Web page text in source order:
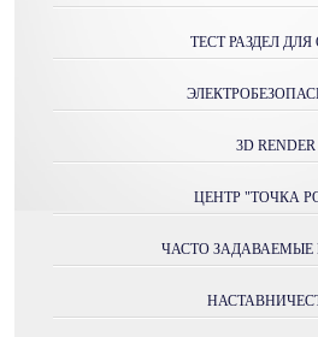
ТЕСТ РАЗДЕЛ ДЛЯ
3D RENDER
ЦЕНТР "ТОЧКА
ЧАСТО